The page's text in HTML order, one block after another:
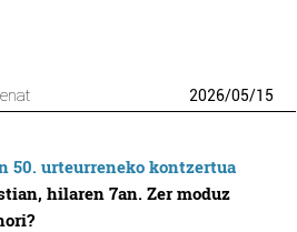
2026/05/15
50. urteurreneko kontzertua
hilaren 7an. Zer moduz